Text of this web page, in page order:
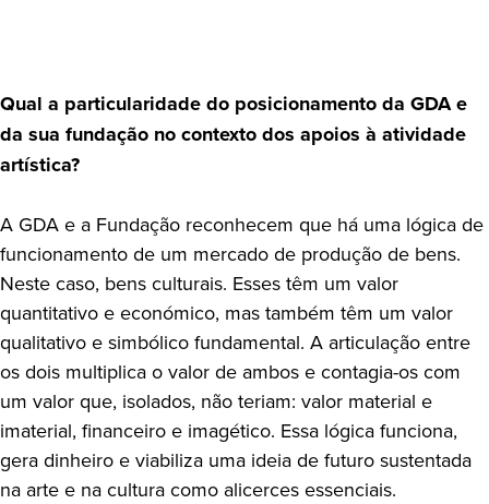
Qual a particularidade do posicionamento da GDA e
da sua fundação no contexto dos apoios à atividade
artística?
A GDA e a Fundação reconhecem que há uma lógica de
funcionamento de um mercado de produção de bens.
Neste caso, bens culturais. Esses têm um valor
quantitativo e económico, mas também têm um valor
qualitativo e simbólico fundamental. A articulação entre
os dois multiplica o valor de ambos e contagia-os com
um valor que, isolados, não teriam: valor material e
imaterial, financeiro e imagético. Essa lógica funciona,
gera dinheiro e viabiliza uma ideia de futuro sustentada
na arte e na cultura como alicerces essenciais.